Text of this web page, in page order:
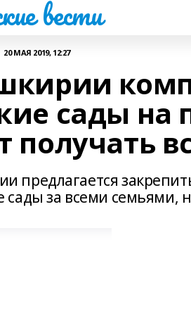
вести
20 МАЯ 2019, 12:27
сады на
получать
предлагается
сады за всеми семьями,